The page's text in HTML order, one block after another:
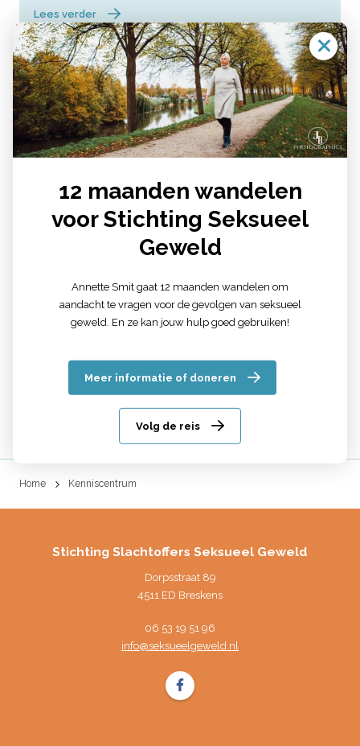
12 maanden wandelen
voor Stichting Seksueel
Geweld
Annette Smit gaat 12 maanden wandelen om
aandacht te vragen voor de gevolgen van seksueel
geweld. En ze kan jouw hulp goed gebruiken!
Meer informatie of doneren
Volg de reis
Lees verder
Lees verder
Politie en justitie
Lees verder
Lees verder
Lees verder
Automutilatie
Home Kenniscentrum
Stichting Slachtoffers Seksueel Geweld
Dorpsstraat 89
4511 ED Breskens
06 53 19 51 96
info@seksueelgeweld.nl
Volg ons op Facebook Stichting